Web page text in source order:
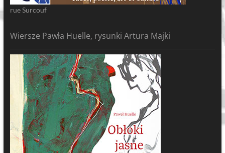
rue Surcouf
Wiersze Pawła Huelle, rysunki Artura Majki